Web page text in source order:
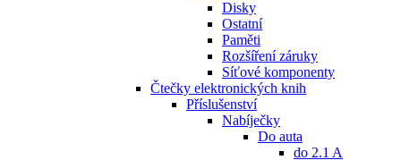
Disky
Ostatní
Paměti
Rozšíření záruky
Síťové komponenty
Čtečky elektronických knih
Příslušenství
Nabíječky
Do auta
do 2.1 A